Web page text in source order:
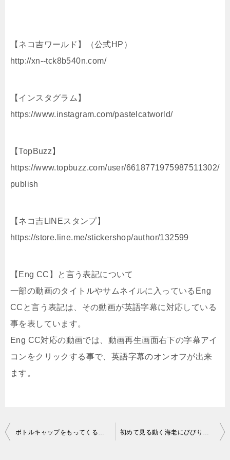
【ネコ吉ワールド】（公式HP）
http://xn--tck8b540n.com/
【インスタグラム】
https://www.instagram.com/pastelcatworld/
【TopBuzz】
https://www.topbuzz.com/user/6618771975987511302/
publish
【ネコ吉LINEスタンプ】
https://store.line.me/stickershop/author/132599
【Eng CC】と言う表記について
一部の動画のタイトルやサムネイルに入っているEng
CCと言う表記は、その動画が英語字幕に対応している
事を表しています。
Eng CC対応の動画では、動画再生画面右下の字幕アイ
コンをクリックする事で、英語字幕のオンオフが出来
ます。
投
ボトルキャップをもってくるネコ/A cat that brings a bottle cap./20210327 初めて見る動く海老にびびり倒す猫！